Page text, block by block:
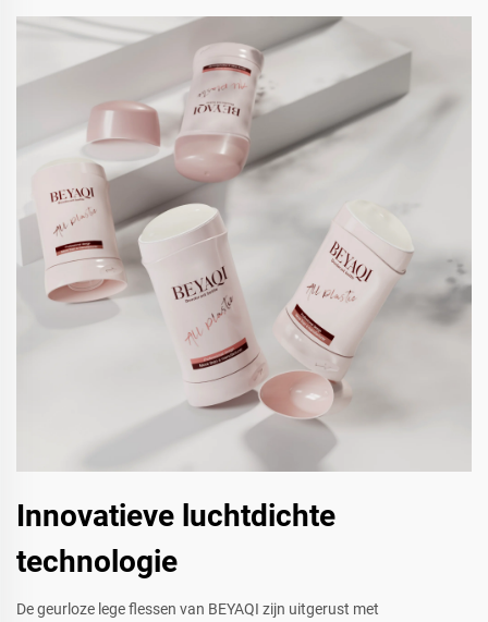
Innovatieve luchtdichte
technologie
De geurloze lege flessen van BEYAQI zijn uitgerust met